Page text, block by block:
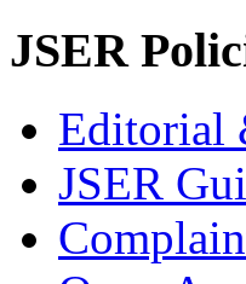
JSER
Editorial
JSER